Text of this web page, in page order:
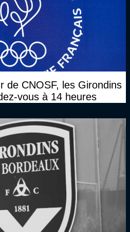
de CNOSF, les Girondins
vous à 14 heures